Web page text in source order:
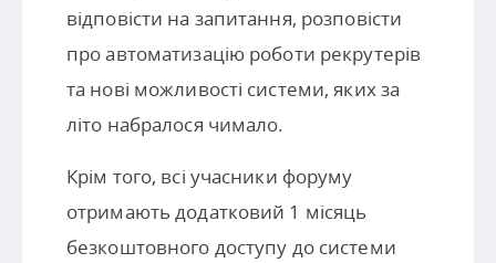
відповісти на запитання, розповісти
про автоматизацію роботи рекрутерів
та нові можливості системи, яких за
літо набралося чимало.
Крім того, всі учасники форуму
отримають додатковий 1 місяць
безкоштовного доступу до системи